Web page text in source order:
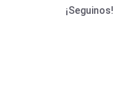
¡Seguinos!